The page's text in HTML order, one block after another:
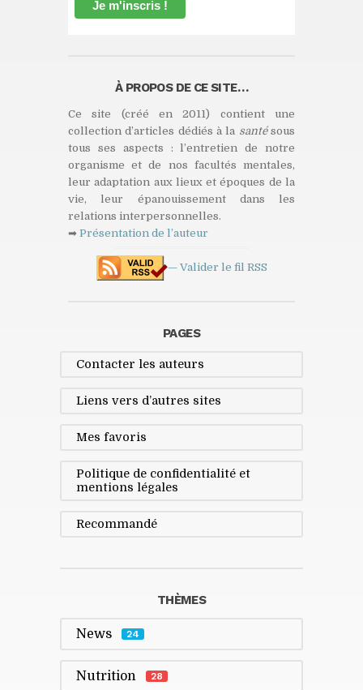
À PROPOS DE CE SITE…
Ce site (créé en 2011) contient une
collection d’articles dédiés à la santésous
tous ses aspects : l’entretien de notre
organisme et de nos facultés mentales,
leur adaptation aux lieux et époques de la
vie, leur épanouissement dans les
relations interpersonnelles.
➡ Présentation de l’auteur
— Valider le fil RSS
PAGES
Contacter les auteurs
Liens vers d’autres sites
Mes favoris
Politique de confidentialité et
mentions légales
Recommandé
THÈMES
News 24
Nutrition 28